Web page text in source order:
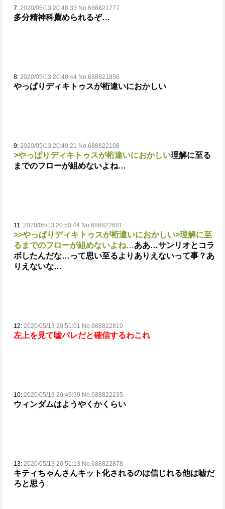
7: 2020/05/13 20:48:33 No.688821777
多分精神科薦められるぞ…
8: 2020/05/13 20:48:44 No.688821856
やっぱりディキトゥスが桁違いにおかしい
9: 2020/05/13 20:49:21 No.688822108
>やっぱりディキトゥスが桁違いにおかしい理解に至る
までのフローが組めないよね…
11: 2020/05/13 20:50:44 No.688822681
>>やっぱりディキトゥスが桁違いにおかしい>理解に至
るまでのフローが組めないよね…ああ…サンリオとコラ
ボしたんだな…って思い至るよりありえないって事？ あ
りえないな…
12: 2020/05/13 20:51:01 No.688822810
左上を見て嘘バレだと確信するわこれ
10: 2020/05/13 20:49:39 No.688822235
ウィンダムはようやくかくらい
13: 2020/05/13 20:51:13 No.688822878
キティちゃんさんキット化されるのは信じれる他は嘘だ
ろと思う